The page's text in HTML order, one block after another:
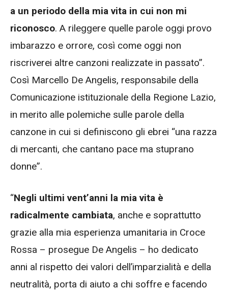
a un periodo della mia vita in cui non mi
riconosco. A rileggere quelle parole oggi provo
imbarazzo e orrore, così come oggi non
riscriverei altre canzoni realizzate in passato”.
Così Marcello De Angelis, responsabile della
Comunicazione istituzionale della Regione Lazio,
in merito alle polemiche sulle parole della
canzone in cui si definiscono gli ebrei “una razza
di mercanti, che cantano pace ma stuprano
donne”.
“Negli ultimi vent’anni la mia vita è
radicalmente cambiata, anche e soprattutto
grazie alla mia esperienza umanitaria in Croce
Rossa – prosegue De Angelis – ho dedicato
anni al rispetto dei valori dell’imparzialità e della
neutralità, porta di aiuto a chi soffre e facendo